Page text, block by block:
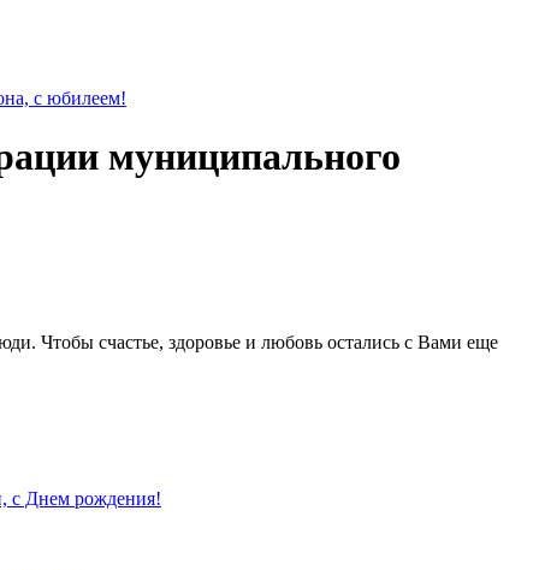
муниципального
Чтобы счастье, здоровье и любовь остались с Вами еще
с Днем рождения!